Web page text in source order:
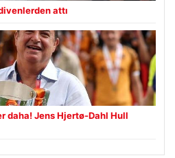
attı
daha! Jens Hjertø-Dahl Hull